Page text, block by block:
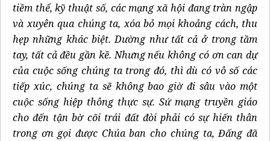
tiềm thể, kỹ thuật số, các mạng xã hội đang tràn ngập
và xuyên qua chúng ta, xóa bỏ mọi khoảng cách, thu
hẹp những khác biệt. Dường như tất cả ở trong tầm
tay, tất cả đều gần kề. Nhưng nếu không có ơn can dự
của cuộc sống chúng ta trong đó, thì dù có vô số các
tiếp xúc, chúng ta sẽ không bao giờ đi sâu vào một
cuộc sống hiệp thông thực sự. Sứ mạng truyền giáo
cho đến tận bờ cõi trái đất đòi phải có sự hiến thân
trong ơn gọi được Chúa ban cho chúng ta, Đấng đã